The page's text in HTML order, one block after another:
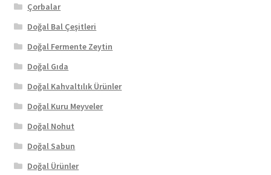
Çorbalar
Doğal Bal Çeşitleri
Doğal Fermente Zeytin
Doğal Gıda
Doğal Kahvaltılık Ürünler
Doğal Kuru Meyveler
Doğal Nohut
Doğal Sabun
Doğal Ürünler